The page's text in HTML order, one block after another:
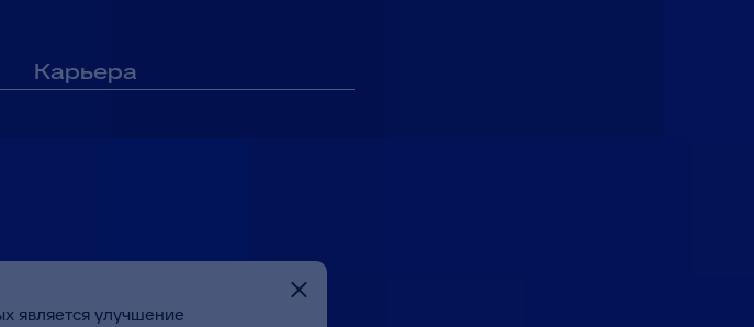
Карьера
является улучшение